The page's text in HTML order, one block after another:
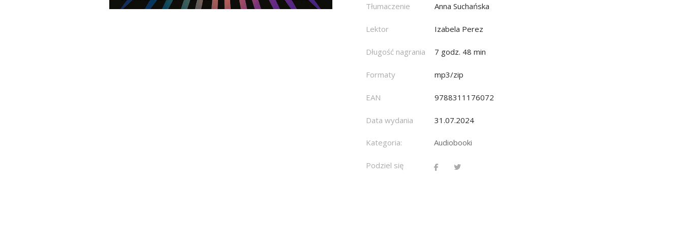
Tłumaczenie Anna Suchańska
Lektor Izabela Perez
Długość nagrania 7 godz. 48 min
Formaty mp3/zip
EAN 9788311176072
Data wydania 31.07.2024
Kategoria: Audiobooki
Podziel się